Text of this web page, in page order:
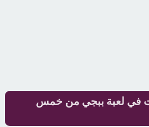
في لعبة ببجي من خمس